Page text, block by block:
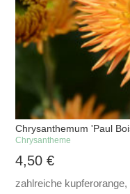
Chrysanthemum 'Paul
Chrysantheme
4,50€
zahlreiche kupferorange,